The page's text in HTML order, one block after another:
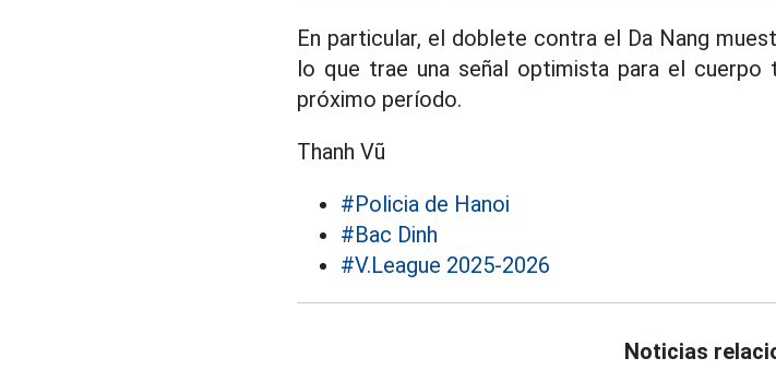
En particular, el doblete contra el Da Nang
lo que trae una señal optimista para el
próximo período.
Thanh Vũ
#Policia de Hanoi
#Bac Dinh
#V.League 2025-2026
Noticias